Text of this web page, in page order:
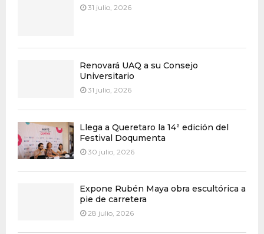
31 julio, 2026
Renovará UAQ a su Consejo
Universitario
31 julio, 2026
Llega a Queretaro la 14ª edición del
Festival Doqumenta
30 julio, 2026
Expone Rubén Maya obra escultórica a
pie de carretera
28 julio, 2026